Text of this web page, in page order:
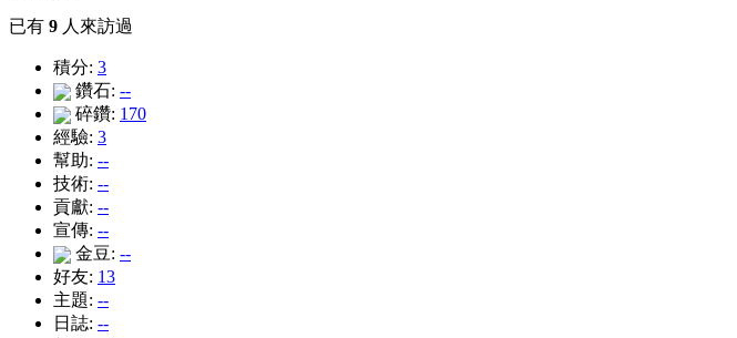
已有 9 人來訪過
積分: 3
鑽石: --
碎鑽: 170
經驗: 3
幫助: --
技術: --
貢獻: --
宣傳: --
金豆: --
好友: 13
主題: --
日誌: --